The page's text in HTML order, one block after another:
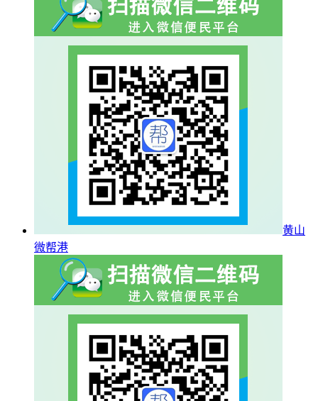
黄山
微帮港